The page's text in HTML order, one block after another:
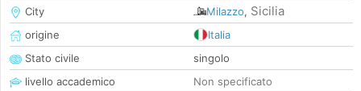
City
Milazzo, Sicilia
origine
Italia
Stato civile
singolo
livello accademico
Non specificato